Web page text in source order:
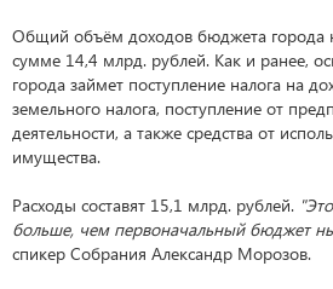
Общий объём доходов бюджета города
сумме 14,4 млрд. рублей. Как и ранее,
города займет поступление налога на
земельного налога, поступление от
деятельности, а также средства от
имущества.
Расходы составят 15,1 млрд. рублей.
больше, чем первоначальный бюджет
спикер Собрания Александр Морозов.